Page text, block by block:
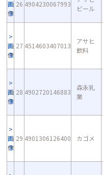
画
像
26 4904230067993
ビール
画
像
27 4514603407013
アサヒ
飲料
画
像
28 4902720146883
森永乳
業
画
像
29 4901306126400 カゴメ